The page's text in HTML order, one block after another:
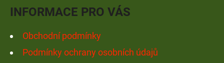
INFORMACE PRO VÁS
Obchodní podmínky
Podmínky ochrany osobních údajů